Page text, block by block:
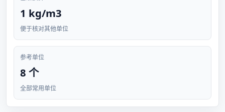
1 kg/m3
便于核对其他单位
参考单位
8 个
全部常用单位